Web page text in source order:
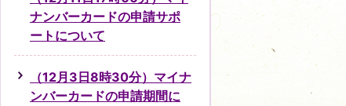
ナンバーカードの申請サポ
ートについて
（12月3日8時30分）マイナ
ンバーカードの申請期間に